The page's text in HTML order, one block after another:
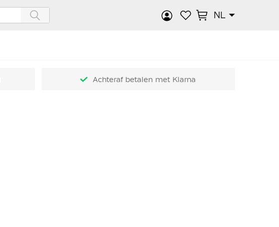
NL
Achteraf betalen met Klarna